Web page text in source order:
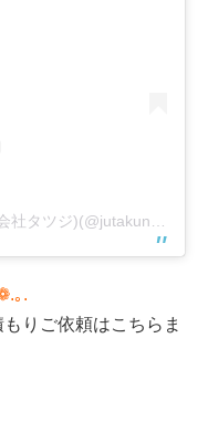
住宅塗替えPRO🌸創業26周年(有限会社タツジ)(@jutakunurikaepro)がシェアした投稿
｡.
りご依頼はこちらま